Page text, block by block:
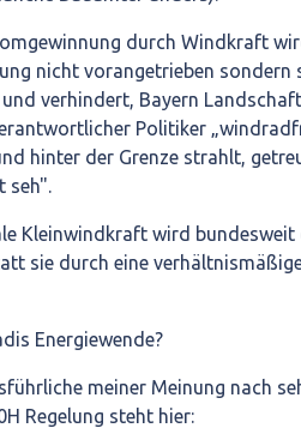
durch Windkraft
nicht vorangetrieben sondern
verhindert, Bayern
Politiker
hinter der Grenze strahlt,
seh".
Kleinwindkraft wird
sie durch eine
Energiewende?
meiner Meinung nach
Regelung steht hier: